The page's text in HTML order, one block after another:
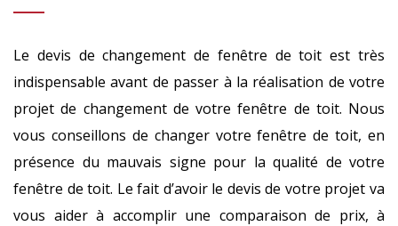
Le devis de changement de fenêtre de toit est très
indispensable avant de passer à la réalisation de votre
projet de changement de votre fenêtre de toit. Nous
vous conseillons de changer votre fenêtre de toit, en
présence du mauvais signe pour la qualité de votre
fenêtre de toit. Le fait d’avoir le devis de votre projet va
vous aider à accomplir une comparaison de prix, à